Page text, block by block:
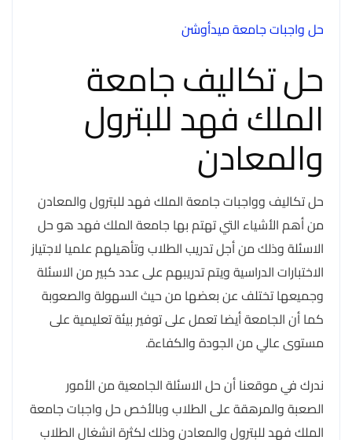
حل واجبات جامعة ميدأوشن
حل تكاليف جامعة
الملك فهد للبترول
والمعادن
حل تكاليف وواجبات جامعة الملك فهد للبترول والمعادن
من أهم الأشياء التي تهتم بها جامعة الملك فهد هو حل
الاسئلة وذلك من أجل تدريب الطلاب وتأهيلهم علميا لاجتياز
الاختبارات الدراسية ويتم تدريبهم على عدد كبير من الاسئلة
وجميعها تختلف عن بعضها من حيث السهولة والصعوبة
كما أن الجامعة أيضا تعمل على توفير بيئة تعليمية على
مستوى عالي من الجودة والكفاءة.
ندرك في موقعنا أن حل الاسئلة الجامعية من الأمور
الصعبة والمرهقة على الطلاب وبالأخص حل واجبات جامعة
الملك فهد للبترول والمعادن وذلك لكثرة انشغال الطلاب